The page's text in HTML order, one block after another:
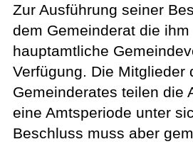
Zur Ausführung seiner
dem Gemeinderat die
hauptamtliche
Verfügung. Die Mitglieder
Gemeinderates teilen die
eine Amtsperiode unter
Beschluss muss aber